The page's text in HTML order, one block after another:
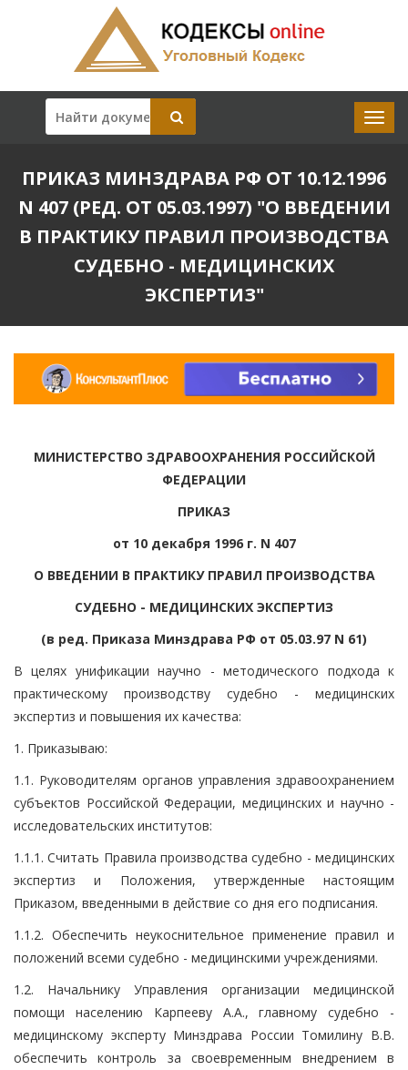
ПРИКАЗ МИНЗДРАВА РФ ОТ 10.12.1996
N 407 (РЕД. ОТ 05.03.1997) "О ВВЕДЕНИИ
В ПРАКТИКУ ПРАВИЛ ПРОИЗВОДСТВА
СУДЕБНО - МЕДИЦИНСКИХ
ЭКСПЕРТИЗ"
МИНИСТЕРСТВО ЗДРАВООХРАНЕНИЯ РОССИЙСКОЙ
ФЕДЕРАЦИИ
ПРИКАЗ
от 10 декабря 1996 г. N 407
О ВВЕДЕНИИ В ПРАКТИКУ ПРАВИЛ ПРОИЗВОДСТВА
СУДЕБНО - МЕДИЦИНСКИХ ЭКСПЕРТИЗ
(в ред. Приказа Минздрава РФ от 05.03.97 N 61)
В целях унификации научно - методического подхода к
практическому производству судебно - медицинских
экспертиз и повышения их качества:
1. Приказываю:
1.1. Руководителям органов управления здравоохранением
субъектов Российской Федерации, медицинских и научно -
исследовательских институтов:
1.1.1. Считать Правила производства судебно - медицинских
экспертиз и Положения, утвержденные настоящим
Приказом, введенными в действие со дня его подписания.
1.1.2. Обеспечить неукоснительное применение правил и
положений всеми судебно - медицинскими учреждениями.
1.2. Начальнику Управления организации медицинской
помощи населению Карпееву А.А., главному судебно -
медицинскому эксперту Минздрава России Томилину В.В.
обеспечить контроль за своевременным внедрением в